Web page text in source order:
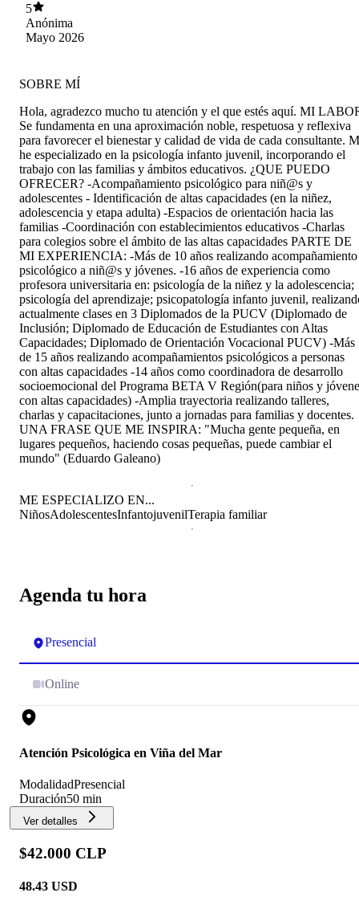
5
Anónima
Mayo 2026
Agenda tu hora
Presencial
Online
Atención Psicológica en Viña del Mar
ModalidadPresencial
Duración50 min
Ver detalles
$42.000 CLP
48.43 USD
SOBRE MÍ
Hola, agradezco mucho tu atención y el que estés aquí. MI
Se fundamenta en una aproximación noble, respetuosa y reflexiva
para favorecer el bienestar y calidad de vida de cada consultante.
he especializado en la psicología infanto juvenil, incorporando el
trabajo con las familias y ámbitos educativos. ¿QUE PUEDO
OFRECER? -Acompañamiento psicológico para niñ@s y
adolescentes - Identificación de altas capacidades (en la niñez,
adolescencia y etapa adulta) -Espacios de orientación hacia las
familias -Coordinación con establecimientos educativos -Charlas
para colegios sobre el ámbito de las altas capacidades PARTE DE
MI EXPERIENCIA: -Más de 10 años realizando acompañamiento
psicológico a niñ@s y jóvenes. -16 años de experiencia como
profesora universitaria en: psicología de la niñez y la adolescencia;
psicología del aprendizaje; psicopatología infanto juvenil,
actualmente clases en 3 Diplomados de la PUCV (Diplomado de
Inclusión; Diplomado de Educación de Estudiantes con Altas
Capacidades; Diplomado de Orientación Vocacional PUCV) -Más
de 15 años realizando acompañamientos psicológicos a personas
con altas capacidades -14 años como coordinadora de desarrollo
socioemocional del Programa BETA V Región(para niños y
con altas capacidades) -Amplia trayectoria realizando talleres,
charlas y capacitaciones, junto a jornadas para familias y docentes.
UNA FRASE QUE ME INSPIRA: "Mucha gente pequeña, en
lugares pequeños, haciendo cosas pequeñas, puede cambiar el
mundo" (Eduardo Galeano)
ME ESPECIALIZO EN...
NiñosAdolescentesInfantojuvenilTerapia familiar